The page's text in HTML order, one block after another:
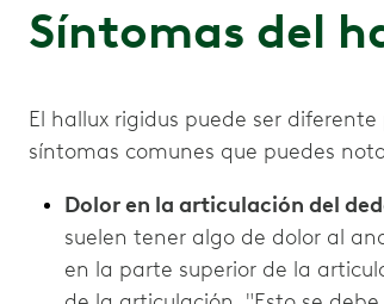
Síntomas del
El hallux rigidus puede ser
síntomas comunes que puedes
Dolor en la articulación del
suelen tener algo de dolor al
en la parte superior de la